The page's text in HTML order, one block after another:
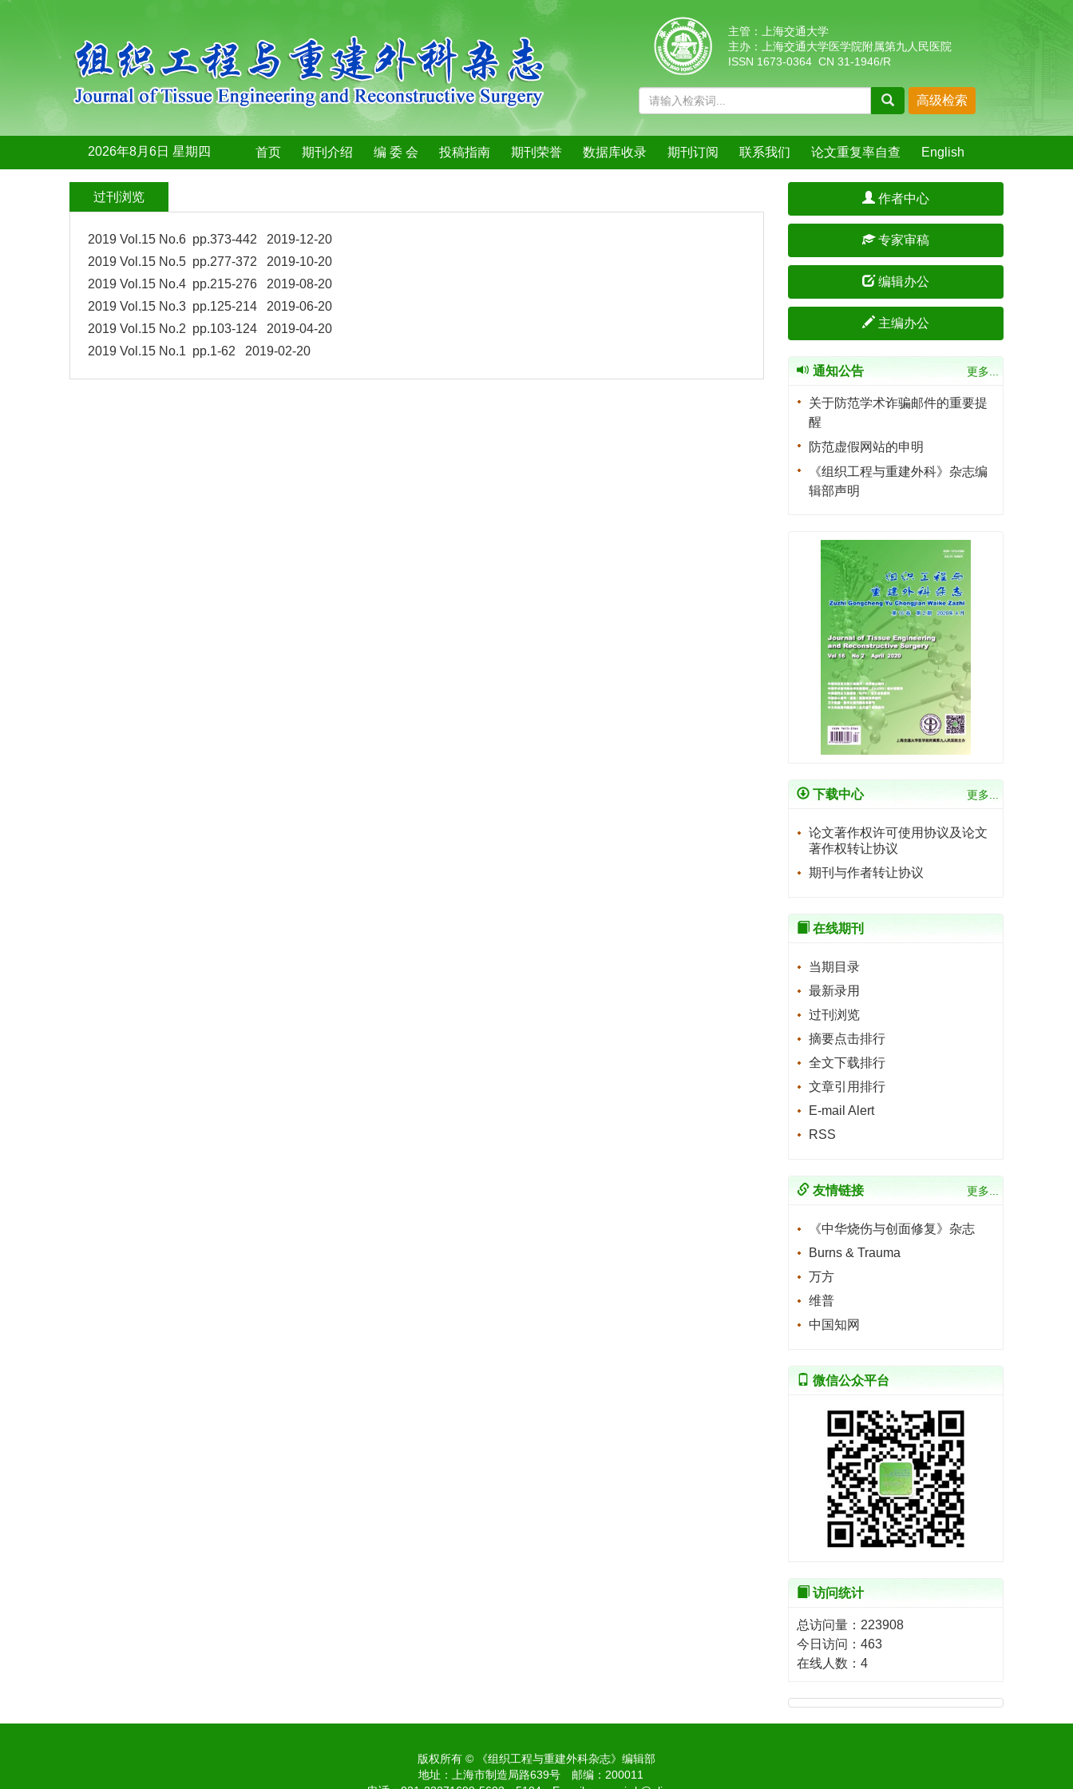
主管：上海交通大学
主办：上海交通大学医学院附属第九人民医院
ISSN 1673-0364 CN 31-1946/R
2026年8月6日 星期四 首页 期刊介绍 编 委 会 投稿指南 期刊荣誉 数据库收录 期刊订阅 联系我们 论文重复率自查 English
过刊浏览
2019 Vol.15 No.6 pp.373-442 2019-12-20
2019 Vol.15 No.5 pp.277-372 2019-10-20
2019 Vol.15 No.4 pp.215-276 2019-08-20
2019 Vol.15 No.3 pp.125-214 2019-06-20
2019 Vol.15 No.2 pp.103-124 2019-04-20
2019 Vol.15 No.1 pp.1-62 2019-02-20
作者中心
专家审稿
编辑办公
主编办公
通知公告 更多...
关于防范学术诈骗邮件的重要提
醒
防范虚假网站的申明
《组织工程与重建外科》杂志编
辑部声明
下载中心 更多...
论文著作权许可使用协议及论文
著作权转让协议
期刊与作者转让协议
在线期刊
当期目录
最新录用
过刊浏览
摘要点击排行
全文下载排行
文章引用排行
E-mail Alert
RSS
友情链接 更多...
《中华烧伤与创面修复》杂志
Burns & Trauma
万方
维普
中国知网
微信公众平台
访问统计
总访问量： 223908
今日访问： 463
在线人数： 4
版权所有 © 《组织工程与重建外科杂志》编辑部
地址：上海市制造局路639号 邮编：200011